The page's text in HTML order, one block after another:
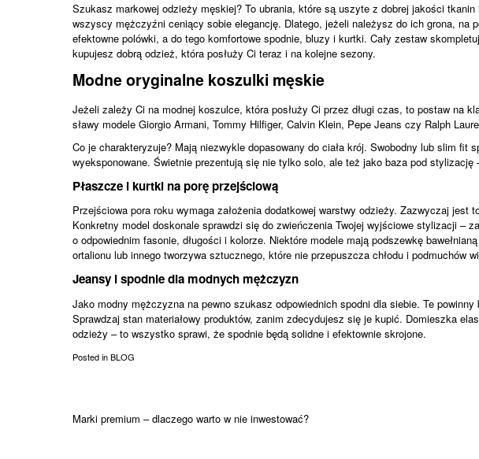
Szukasz markowej odzieży męskiej? To ubrania, które są uszyte z dobrej jakości
wszyscy mężczyźni ceniący sobie elegancję. Dlatego, jeżeli należysz do ich grona,
efektowne polówki, a do tego komfortowe spodnie, bluzy i kurtki. Cały zestaw
kupujesz dobrą odzież, która posłuży Ci teraz i na kolejne sezony.
Modne oryginalne koszulki męskie
Jeżeli zależy Ci na modnej koszulce, która posłuży Ci przez długi czas, to postaw na
sławy modele Giorgio Armani, Tommy Hilfiger, Calvin Klein, Pepe Jeans czy Ralph
Co je charakteryzuje? Mają niezwykle dopasowany do ciała krój. Swobodny lub slim
wyeksponowane. Świetnie prezentują się nie tylko solo, ale też jako baza pod
Płaszcze i kurtki na porę przejściową
Przejściowa pora roku wymaga założenia dodatkowej warstwy odzieży. Zazwyczaj
Konkretny model doskonale sprawdzi się do zwieńczenia Twojej wyjściowe stylizacji –
o odpowiednim fasonie, długości i kolorze. Niektóre modele mają podszewkę
ortalionu lub innego tworzywa sztucznego, które nie przepuszcza chłodu i podmuchów
Jeansy i spodnie dla modnych mężczyzn
Jako modny mężczyzna na pewno szukasz odpowiednich spodni dla siebie. Te
Sprawdzaj stan materiałowy produktów, zanim zdecydujesz się je kupić. Domieszka
odzieży – to wszystko sprawi, że spodnie będą solidne i efektownie skrojone.
Posted inBLOG
Nawigacja
Marki premium – dlaczego warto w nie inwestować?